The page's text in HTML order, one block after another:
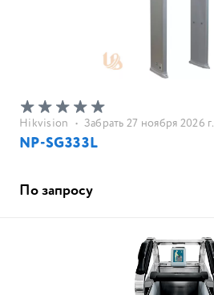
Hikvision • Забрать 27 ноября 2026 г.
NP-SG333L
По запросу